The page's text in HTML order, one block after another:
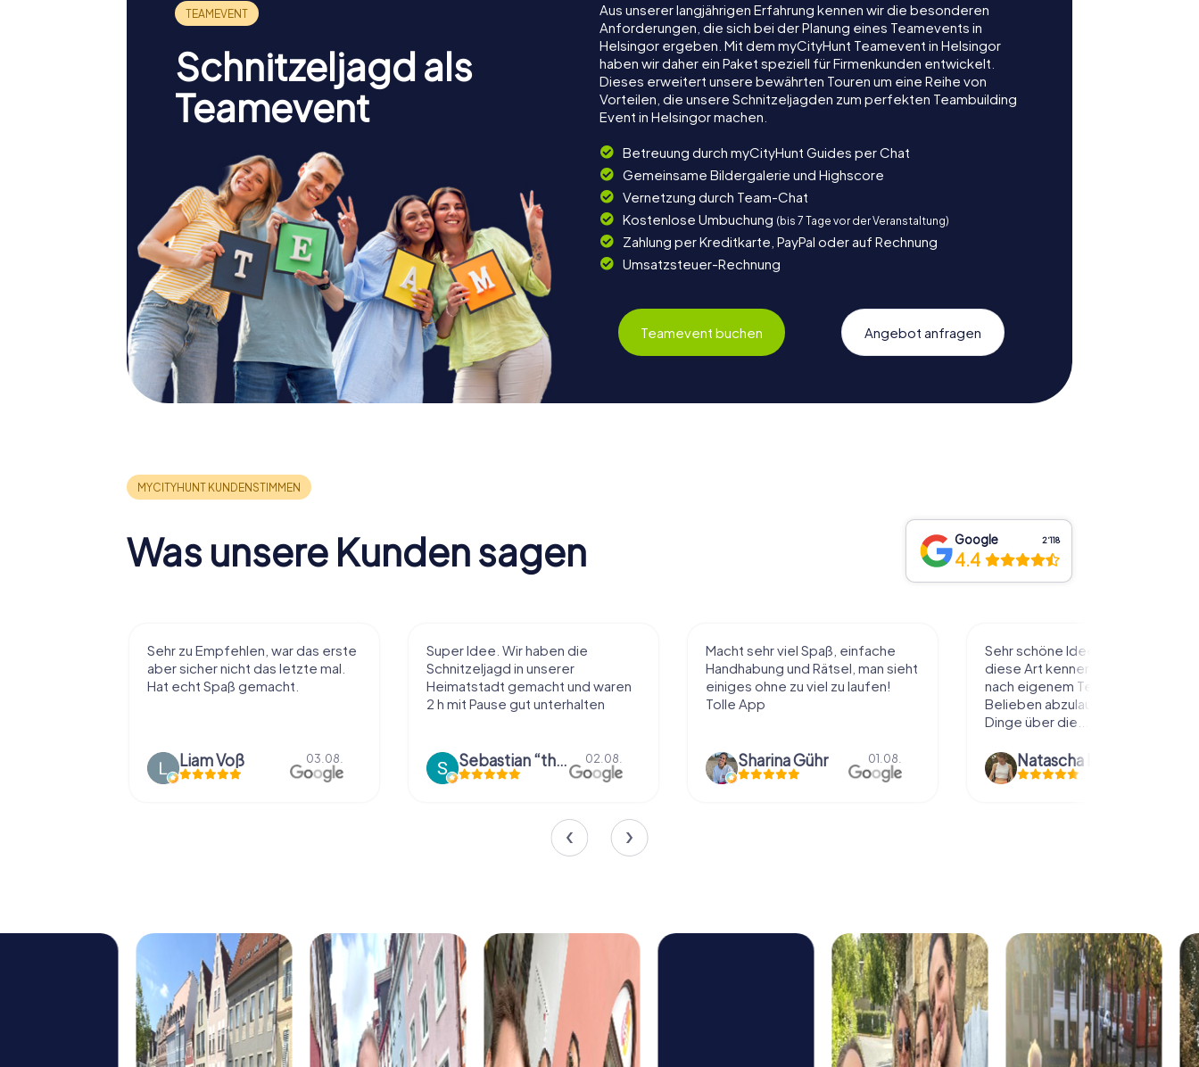
Schnitzeljagd als
Teamevent
Aus unserer langjährigen Erfahrung kennen wir die besonderen
Anforderungen, die sich bei der Planung eines Teamevents in
Helsingor ergeben. Mit dem myCityHunt Teamevent in Helsingor
haben wir daher ein Paket speziell für Firmenkunden entwickelt.
Dieses erweitert unsere bewährten Touren um eine Reihe von
Vorteilen, die unsere Schnitzeljagden zum perfekten Teambuilding
Event in Helsingor machen.
Betreuung durch myCityHunt Guides per Chat
Gemeinsame Bildergalerie und Highscore
Vernetzung durch Team-Chat
Kostenlose Umbuchung (bis 7 Tage vor der Veranstaltung)
Zahlung per Kreditkarte, PayPal oder auf Rechnung
Umsatzsteuer-Rechnung
Teamevent buchen Angebot anfragen
Was unsere Kunden sagen Google 2‘118
4.4
Sehr zu Empfehlen, war das erste
aber sicher nicht das letzte mal.
Hat echt Spaß gemacht.
Liam Voß 03.08.
Super Idee. Wir haben die
Schnitzeljagd in unserer
Heimatstadt gemacht und waren
2 h mit Pause gut unterhalten
Sebastian “the sleeping Boxer Dog” Röhner 02.08.
Macht sehr viel Spaß, einfache
Handhabung und Rätsel, man sieht
einiges ohne zu viel zu laufen!
Tolle App
Sharina Gühr 01.08.
Sehr schöne Idee die Stadt auf
diese Art kennenzulernen. Alles
nach eigenem Tempo und
Belieben abzulaufen und dabei
Dinge über die...